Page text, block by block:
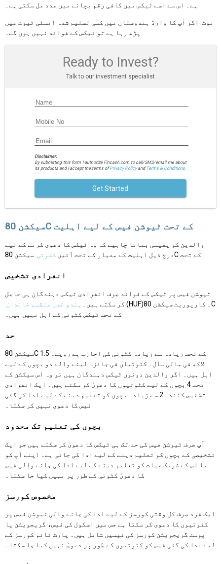
ہے۔ اس سے اسے ٹیکس میں کافی رقم بچانے میں مدد مل سکتی ہے۔
نوٹ: اگر آپ کا وارڈ ہندوستان میں کسی تسلیم شدہ انسٹی ٹیوٹ میں
پڑھ رہا ہے تو ٹیکس کے فوائد نہیں ہوں گے۔
Ready to Invest?
Talk to our investment specialist
Disclaimer:
By submitting this form I authorize Fincash.com to call/SMS/email me about
its products and I accept the terms ofPrivacy Policyand Terms & Conditions.
Get Started
سیکشن 80C کے تحت ٹیوشن فیس کے لیے اہلیت
والدین کو یقینی بنانا چاہیے کہ وہ ٹیکس کا دعوی کرنے کے لیے
درج ذیل اہلیت کے معیار کے تحت آئیں کٹوتی سیکشن 80C کے تحت:
انفرادی تشخیص
ٹیوشن فیس پر ٹیکس کے فوائد صرف انفرادی ٹیکس دہندگان ہی حاصل
کر سکتے ہیں۔
ہندو غیر منقسم خاندان
(HUF)۔ کارپوریٹ سیکشن 80C
کے تحت ٹیکس کٹوتی کے اہل نہیں ہیں۔
حد
سیکشن 80C کے تحت زیادہ سے زیادہ کٹوتی کی اجازت ہے روپے۔ 1.5
لاکھ فی مالی سال۔ کٹوتیاں فی جائزہ لینے والے دو بچوں کے لیے
اہل ہیں۔ اگر والدین دونوں ٹیکس دہندگان ہیں تو وہ اس سیکشن کے
تحت 4 بچوں کے لیے کٹوتیوں کا دعویٰ کر سکتے ہیں۔ ایک انفرادی
تشخیص کنندہ 2 سے زیادہ بچوں کو تعلیم دینے کے لیے ادا کی گئی
فیس کا دعوی نہیں کر سکتا۔
بچوں کی تعلیم تک محدود
آپ صرف ٹیوشن فیس کی حد تک ہی ٹیکس کا دعویٰ کر سکتے ہیں جو ایک
تشخیصی کے بچوں کو تعلیم دینے کے لیے ادا کی جاتی ہے۔ اپنے آپ کو
یا اس کے شریک حیات کو تعلیم دینے کے لیے ادا کی جانے والی فیس
کا دعویٰ کٹوتی کے طور پر نہیں کیا جا سکتا۔
مخصوص کورسز
ایک فرد صرف کل وقتی کورسز کے لیے ادا کی جانے والی ٹیوشن فیس پر
کٹوتیوں کا دعویٰ کر سکتا ہے جس میں اسکول کی فیس، گریجویشن یا
پوسٹ گریجویشن کورسز کی فیسیں شامل ہیں۔ پارٹ ٹائم کورسز کے
لیے ادا کی گئی فیس کو کٹوتیوں کے طور پر دعویٰ نہیں کیا جا سکتا۔